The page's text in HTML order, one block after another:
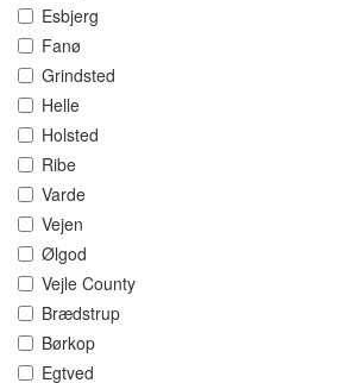
Esbjerg
Fanø
Grindsted
Helle
Holsted
Ribe
Varde
Vejen
Ølgod
Vejle County
Brædstrup
Børkop
Egtved